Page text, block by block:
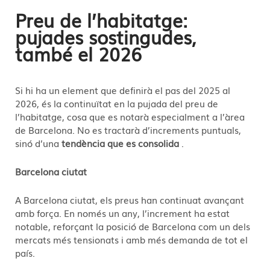
Preu de l’habitatge:
pujades sostingudes,
també el 2026
Si hi ha un element que definirà el pas del 2025 al
2026, és la continuïtat en la pujada del preu de
l’habitatge, cosa que es notarà especialment a l’àrea
de Barcelona. No es tractarà d’increments puntuals,
sinó d’una tendència que es consolida
Barcelona ciutat
A Barcelona ciutat, els preus han continuat avançant
amb força. En només un any, l’increment ha estat
notable, reforçant la posició de Barcelona com un dels
mercats més tensionats i amb més demanda de tot el
país.